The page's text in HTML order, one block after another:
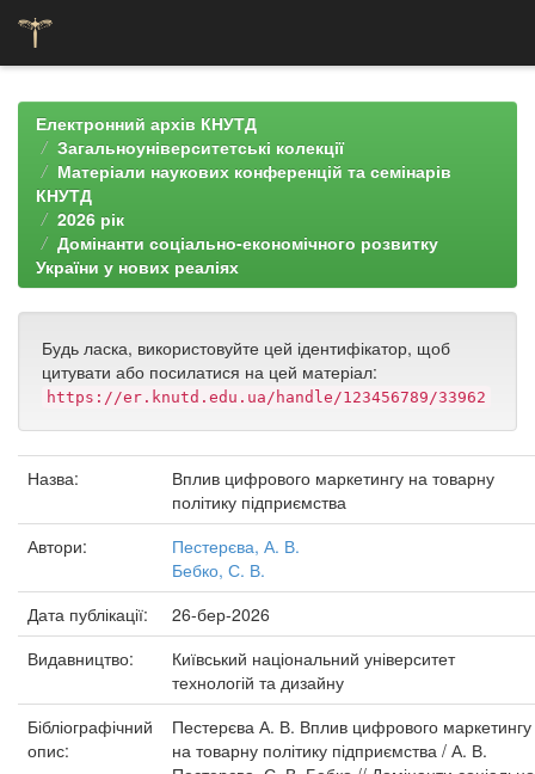
navigationЕлектронний архів КНУТД
Загальноуніверситетські колекції
Матеріали наукових конференцій та семінарів
КНУТД
2026 рік
Домінанти соціально-економічного розвитку
України у нових реаліях
Будь ласка, використовуйте цей ідентифікатор, щоб
цитувати або посилатися на цей матеріал:
https://er.knutd.edu.ua/handle/123456789/33962
Назва:
Вплив цифрового маркетингу на товарну
політику підприємства
Автори:
Пестерєва, А. В.
Бебко, С. В.
Дата публікації:
26-бер-2026
Видавництво:
Київський національний університет
технологій та дизайну
Бібліографічний
опис:
Пестерєва А. В. Вплив цифрового маркетингу
на товарну політику підприємства / А. В.